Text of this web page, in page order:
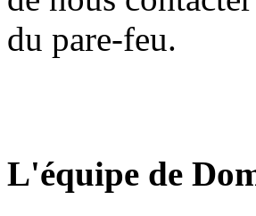
du pare-feu.
L'équipe de